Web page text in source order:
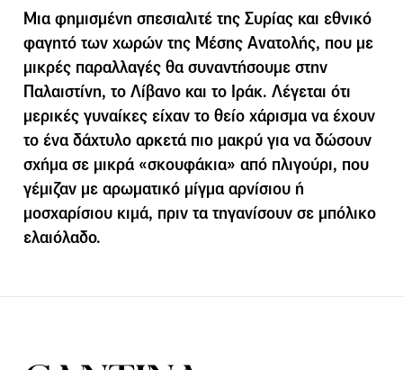
Μια φημισμένη σπεσιαλιτέ της Συρίας και εθνικό
φαγητό των χωρών της Μέσης Ανατολής, που με
μικρές παραλλαγές θα συναντήσουμε στην
Παλαιστίνη, το Λίβανο και το Ιράκ. Λέγεται ότι
μερικές γυναίκες είχαν το θείο χάρισμα να έχουν
το ένα δάχτυλο αρκετά πιο μακρύ για να δώσουν
σχήμα σε μικρά «σκουφάκια» από πλιγούρι, που
γέμιζαν με αρωματικό μίγμα αρνίσιου ή
μοσχαρίσιου κιμά, πριν τα τηγανίσουν σε μπόλικο
ελαιόλαδο.